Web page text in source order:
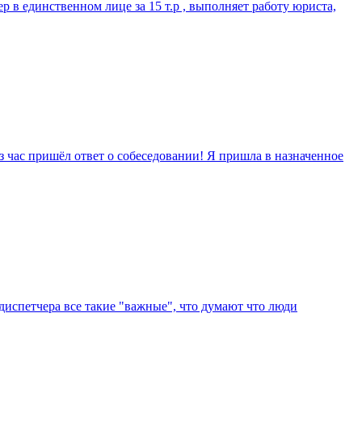
в единственном лице за 15 т.р , выполняет работу юриста,
час пришёл ответ о собеседовании! Я пришла в назначенное
все такие "важные", что думают что люди